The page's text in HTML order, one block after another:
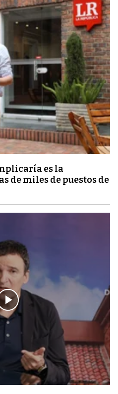
es la
de miles de puestos de